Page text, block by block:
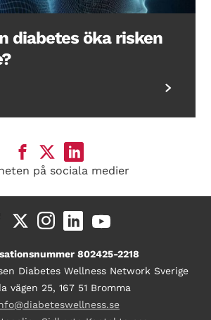
diabetes öka risken
på sociala medier
802425-2218
Diabetes Wellness Network Sverige
vägen 25, 167 51 Bromma